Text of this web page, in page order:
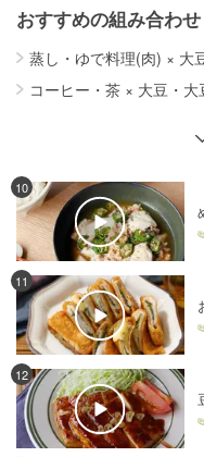
おすすめの組み合わせ
蒸し・ゆで料理(肉) × 大
コーヒー・茶 × 大豆・大
10
11
12